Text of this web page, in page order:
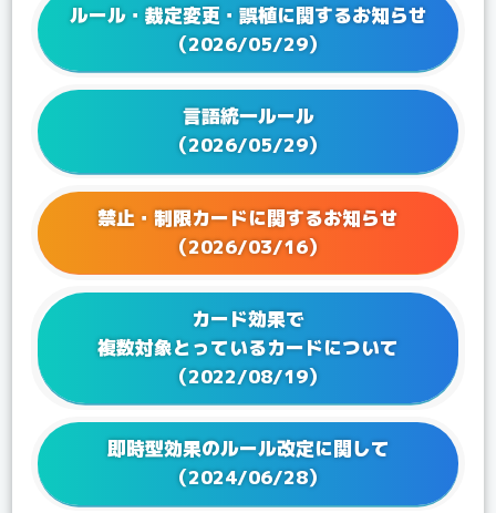
2024/08/01 Q&Aを更新！
Q&Aを更新！
Q&Aを更新！
Q&Aを更新！
2024/02/16 Q&Aを更新！
2023/12/15 Q&Aを更新！
Q&Aを更新！
2023/11/17 Q&Aを更新！
2023/09/28 Q&Aを更新！
Q&Aを更新！
2023/07/28 Q&Aを更新！
Q&Aを更新！
2023/04/21
ルール・裁定変更・誤植に関するお知らせ
（2026/05/29）
言語統一ルール
（2026/05/29）
禁止・制限カードに関するお知らせ
（2026/03/16）
カード効果で
複数対象とっているカードについて
（2022/08/19）
即時型効果のルール改定に関して
（2024/06/28）